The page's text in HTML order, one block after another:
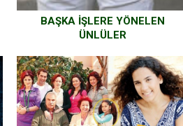
BAŞKA İŞLERE YÖNELEN
ÜNLÜLER